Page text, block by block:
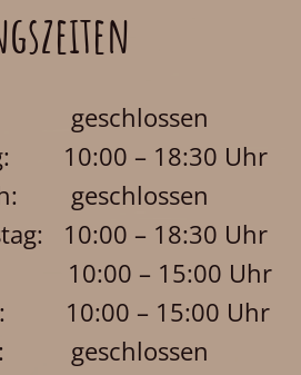
geschlossen
10:00 – 18:30 Uhr
geschlossen
10:00 – 18:30 Uhr
10:00 – 15:00 Uhr
10:00 – 15:00 Uhr
geschlossen